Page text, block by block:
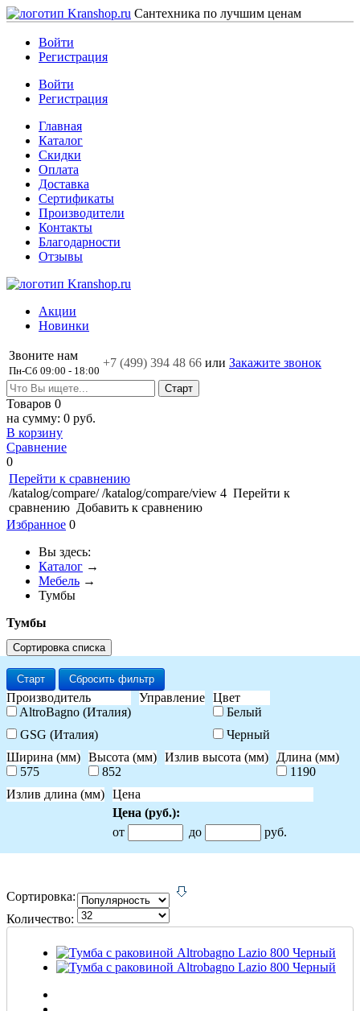
Сантехника по лучшим ценам
Войти
Регистрация
Войти
Регистрация
Главная
Каталог
Скидки
Оплата
Доставка
Сертификаты
Производители
Контакты
Благодарности
Отзывы
Акции
Новинки
Звоните нам
Пн-Сб 09:00 - 18:00
+7 (499) 394 48 66 или Закажите звонок
Товаров 0
на сумму: 0 руб.
В корзину
Сравнение
0
Перейти к сравнению
/katalog/compare/ /katalog/compare/view 4 Перейти к
сравнению Добавить к сравнению
Избранное 0
Вы здесь:
Каталог →
Мебель →
Тумбы
Тумбы
Сортировка списка
Старт Сбросить фильтр
Производитель
AltroBagno (Италия)
GSG (Италия)
Управление Цвет
Белый
Черный
Ширина (мм)
575
Высота (мм)
852
Излив высота (мм)
Длина (мм)
1190
Излив длина (мм) Цена
Цена (руб.):
от
до руб.
Сортировка:
Количество: